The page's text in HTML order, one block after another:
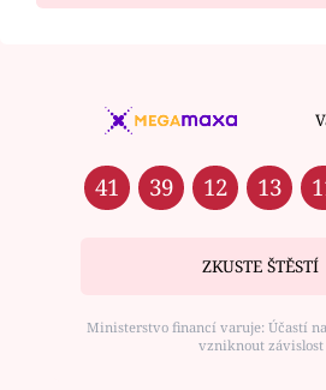
41 39 12 13
ZKUSTE ŠTĚSTÍ
Ministerstvo financí varuje: Účastí
vzniknout